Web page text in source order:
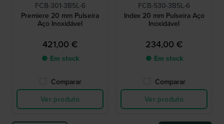
FCB-301-3B5L-6
Premiere 20 mm Pulseira
Aço Inoxidável
421,00 €
● Em stock
Comparar
Ver produto
FCB-530-3B5L-6
Index 20 mm Pulseira Aço
Inoxidável
234,00 €
● Em stock
Comparar
Ver produto